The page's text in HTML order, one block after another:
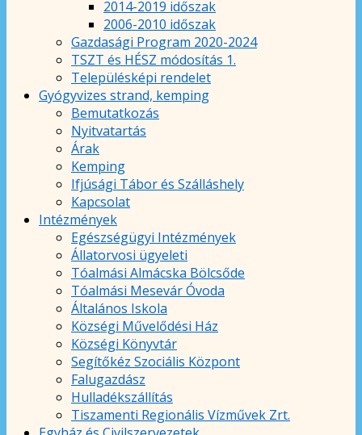
2014-2019 időszak
2006-2010 időszak
Gazdasági Program 2020-2024
TSZT és HÉSZ módosítás 1.
Településképi rendelet
Gyógyvizes strand, kemping
Bemutatkozás
Nyitvatartás
Árak
Kemping
Ifjúsági Tábor és Szálláshely
Kapcsolat
Intézmények
Egészségügyi Intézmények
Állatorvosi ügyeleti
Tóalmási Almácska Bölcsőde
Tóalmási Mesevár Óvoda
Általános Iskola
Községi Művelődési Ház
Községi Könyvtár
Segítőkéz Szociális Központ
Falugazdász
Hulladékszállítás
Tiszamenti Regionális Vízművek Zrt.